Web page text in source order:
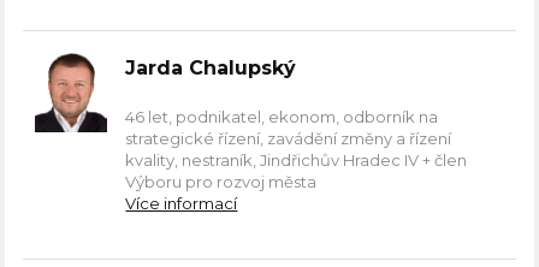
Jarda Chalupský
46 let, podnikatel, ekonom, odborník na
strategické řízení, zavádění změny a řízení
kvality, nestraník, Jindřichův Hradec IV + člen
Výboru pro rozvoj města
Více informací